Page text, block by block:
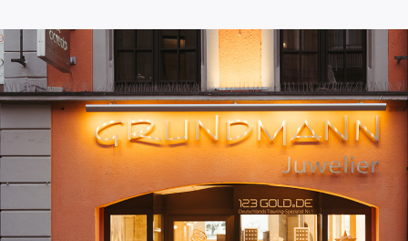
SEITE
SEITESEITESEITE